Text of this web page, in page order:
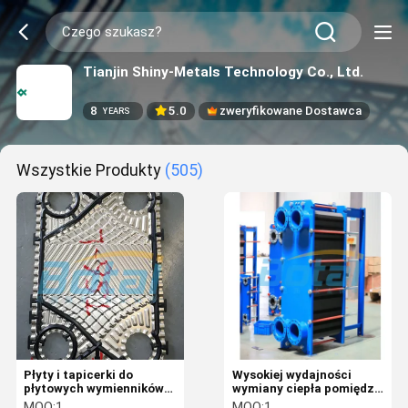
Tianjin Shiny-Metals Technology Co., Ltd.
8 YEARS 5.0 zweryfikowane Dostawca
Wszystkie Produkty (505)
Płyty i tapicerki do
płytowych wymienników
ciepła
Wysokiej wydajności
wymiany ciepła pomiędzy
płyta i łusek wymienników